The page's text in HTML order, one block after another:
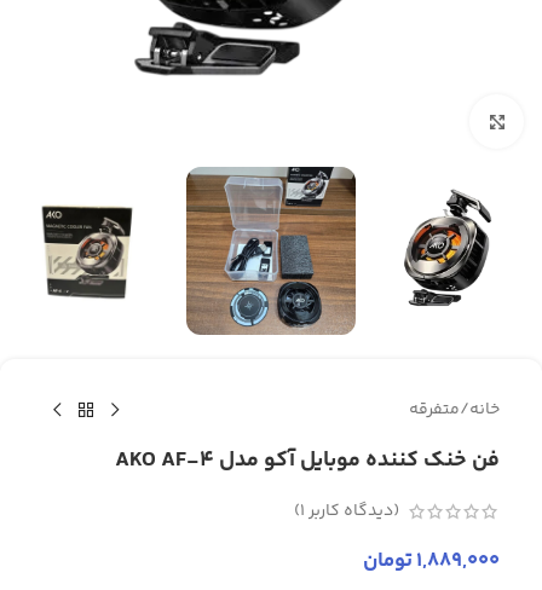
خانه/متفرقه
فن خنک کننده موبایل آکو مدل AKO AF-4
(دیدگاه کاربر1
)
1,889,000تومان